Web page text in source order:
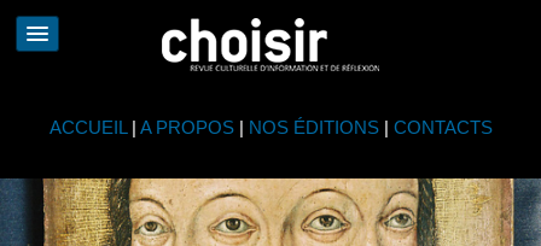
ACCUEIL | A PROPOS| NOS ÉDITIONS| CONTACTS